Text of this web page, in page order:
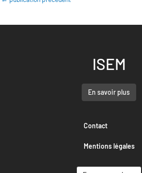
ISEM
En savoir plus
Contact
Mentions légales